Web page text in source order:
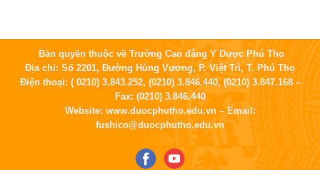
Bản quyền thuộc về Trường Cao đẳng Y Dược Phú Thọ
Địa chỉ: Số 2201, Đường Hùng Vương, P. Việt Trì, T. Phú Thọ
Điện thoại: ( 0210) 3.843.252, (0210) 3.846.440, (0210) 3.847.168 –
Fax: (0210) 3.846.440
Website: www.duocphutho.edu.vn – Email:
fushico@duocphutho.edu.vn